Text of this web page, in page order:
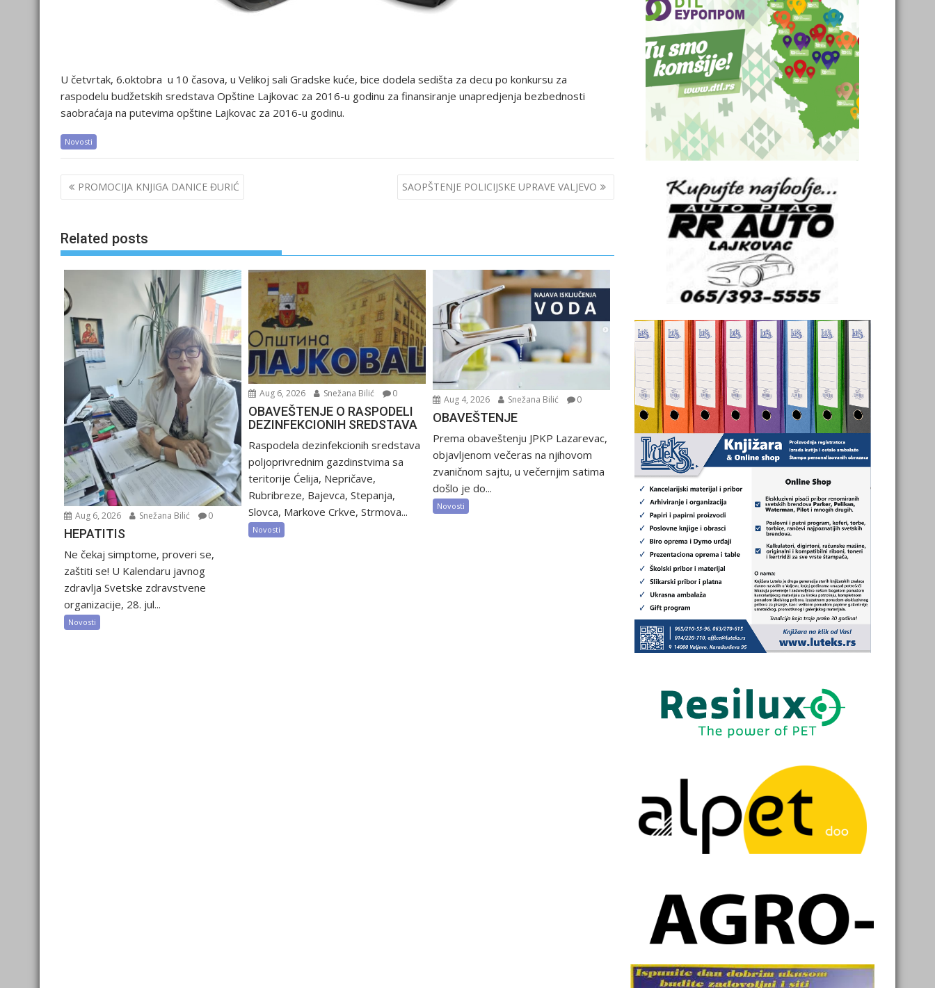
U četvrtak, 6.oktobra u 10 časova, u Velikoj sali Gradske kuće, bice dodela sedišta za decu po konkursu za
raspodelu budžetskih sredstava Opštine Lajkovac za 2016-u godinu za finansiranje unapredjenja bezbednosti
saobraćaja na putevima opštine Lajkovac za 2016-u godinu.
Novosti
Post
navigation
PROMOCIJA KNJIGA DANICE ĐURIĆ SAOPŠTENJE POLICIJSKE UPRAVE VALJEVO
Related posts
Aug 6, 2026 Snežana Bilić 0
HEPATITIS
Ne čekaj simptome, proveri se,
zaštiti se! U Kalendaru javnog
zdravlja Svetske zdravstvene
organizacije, 28. jul...
Novosti
Aug 6, 2026 Snežana Bilić 0
OBAVEŠTENJE O RASPODELI
DEZINFEKCIONIH SREDSTAVA
Raspodela dezinfekcionih sredstava
poljoprivrednim gazdinstvima sa
teritorije Ćelija, Nepričave,
Rubribreze, Bajevca, Stepanja,
Slovca, Markove Crkve, Strmova...
Novosti
Aug 4, 2026 Snežana Bilić 0
OBAVEŠTENJE
Prema obaveštenju JPKP Lazarevac,
objavljenom večeras na njihovom
zvaničnom sajtu, u večernjim satima
došlo je do...
Novosti